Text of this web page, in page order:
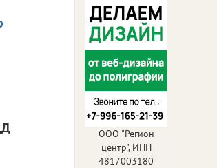
ООО "Регион
центр", ИНН
4817003180